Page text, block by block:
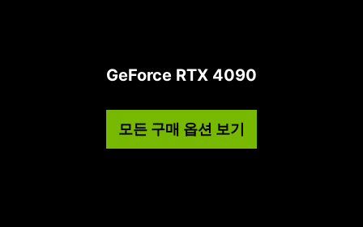
GeForce RTX 4090
모든 구매 옵션 보기